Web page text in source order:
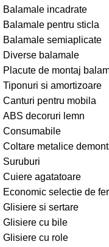
Balamale incadrate
Balamale pentru sticla
Balamale semiaplicate
Diverse balamale
Placute de montaj
Tiponuri si amortizoare
Canturi pentru mobila
ABS decoruri lemn
Consumabile
Coltare metalice
Suruburi
Cuiere agatatoare
Economic selectie de
Glisiere si sertare
Glisiere cu bile
Glisiere cu role